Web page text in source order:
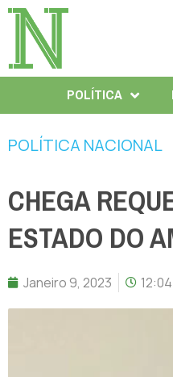
POLÍTICA
POLÍTICA NACIONAL
CHEGA
ESTADO DO
Janeiro 9, 2023 12:04